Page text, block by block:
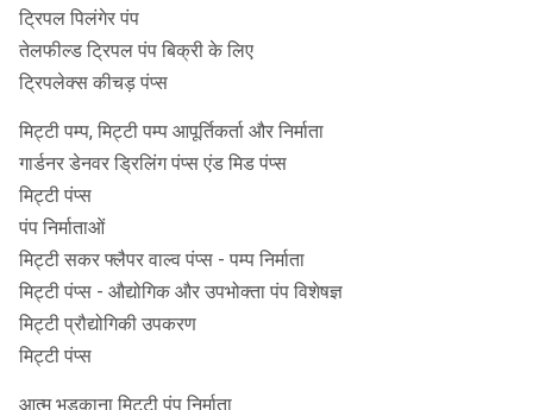
ट्रिपल पिलंगेर पंप
तेलफील्ड ट्रिपल पंप बिक्री के लिए
ट्रिपलेक्स कीचड़ पंप्स
मिट्टी पम्प, मिट्टी पम्प आपूर्तिकर्ता और निर्माता
गार्डनर डेनवर ड्रिलिंग पंप्स एंड मिड पंप्स
मिट्टी पंप्स
पंप निर्माताओं
मिट्टी सकर फ्लैपर वाल्व पंप्स - पम्प निर्माता
मिट्टी पंप्स - औद्योगिक और उपभोक्ता पंप विशेषज्ञ
मिट्टी प्रौद्योगिकी उपकरण
मिट्टी पंप्स
आत्म भड़काना मिट्टी पंप निर्माता